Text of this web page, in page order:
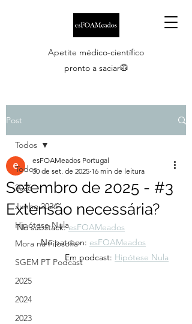
Apetite médico-científico
pronto a saciar🥼
Post
Todos
2026
Junho 2026
Hipótese Nula
Mora na Filosofia
SGEM PT Podcast
2025
2024
2023
Todos
Setembro de 2025 - #3
Extensão necessária?
esFOAMeados Portugal
30 de set. de 2025 16 min de leitura
No substack: esFOAMeados
	No patreon:
esFOAMeados
		Em podcast:
Hipótese Nula